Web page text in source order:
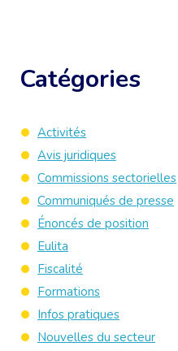
Catégories
Activités
Avis juridiques
Commissions sectorielles
Communiqués de presse
Énoncés de position
Eulita
Fiscalité
Formations
Infos pratiques
Nouvelles du secteur